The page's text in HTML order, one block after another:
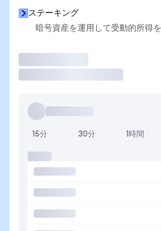
ステーキング
暗号資産を運用して受動的所得
15分 30分 1時間